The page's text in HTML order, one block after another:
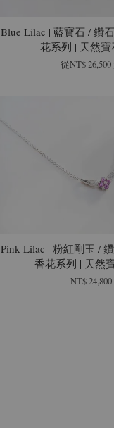
Blue Lilac | 藍寶石 / 鑽
花系列 | 天然寶
從NT$ 26,500
Pink Lilac | 粉紅剛玉 /
香花系列 | 天然
NT$ 24,800